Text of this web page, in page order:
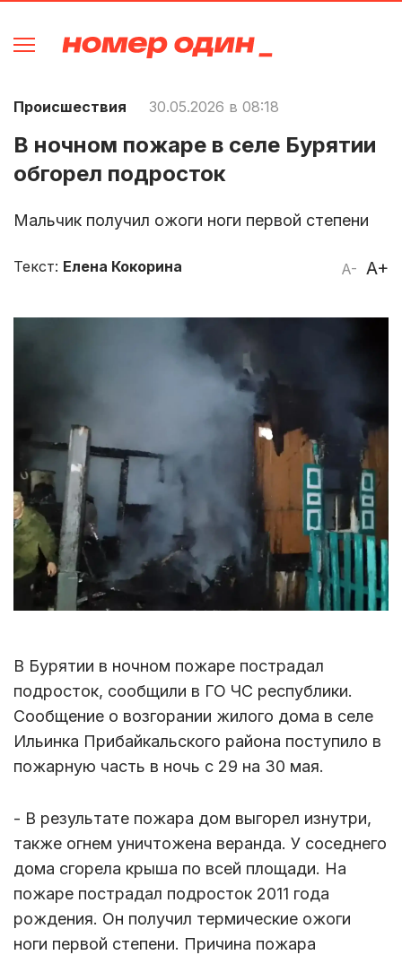
Происшествия 30.05.2026 в 08:18
В ночном пожаре в селе Бурятии
обгорел подросток
Мальчик получил ожоги ноги первой степени
A- A+
Текст: Елена Кокорина
В Бурятии в ночном пожаре пострадал
подросток, сообщили в ГО ЧС республики.
Сообщение о возгорании жилого дома в селе
Ильинка Прибайкальского района поступило в
пожарную часть в ночь с 29 на 30 мая.
- В результате пожара дом выгорел изнутри,
также огнем уничтожена веранда. У соседнего
дома сгорела крыша по всей площади. На
пожаре пострадал подросток 2011 года
рождения. Он получил термические ожоги
ноги первой степени. Причина пожара